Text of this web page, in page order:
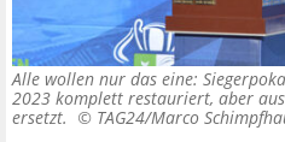
Alle wollen nur das eine:
2023 komplett restauriert, aber
ersetzt. © TAG24/Marco